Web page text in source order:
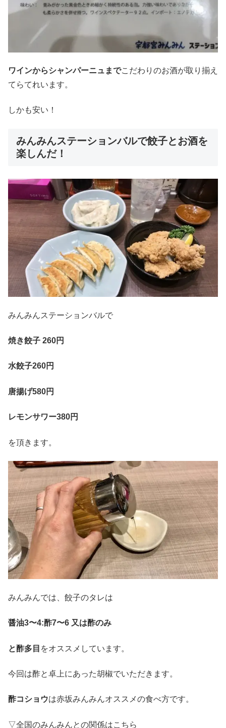
ワインからシャンパーニュまでこだわりのお酒が取り揃え
てらてれいます。
しかも安い！
みんみんステーションバルで餃子とお酒を
楽しんだ！
みんみんステーションバルで
焼き餃子 260円
水餃子260円
唐揚げ580円
レモンサワー380円
を頂きます。
みんみんでは、餃子のタレは
醤油3〜4:酢7〜6 又は酢のみ
と酢多目 をオススメしています。
今回は酢と卓上にあった胡椒でいただきます。
酢コショウは赤坂みんみんオススメの食べ方です。
▽全国のみんみんとの関係はこちら